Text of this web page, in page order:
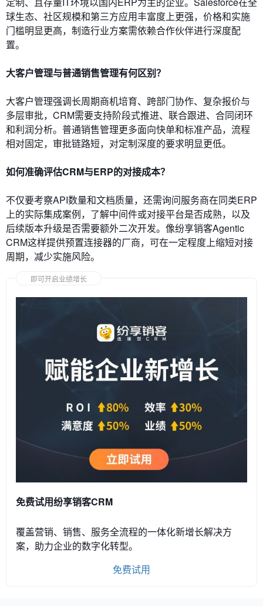
球生态、社区规模和第三方应用丰富度上更强，价格和实施
门槛明显更高，制造行业方案需依赖合作伙伴进行深度配
置。
大客户管理与普通销售管理有何区别？
大客户管理强调长周期商机培育、跨部门协作、复杂报价与
多层审批，CRM需要支持阶段式推进、联合跟进、合同闭环
和利润分析。普通销售管理更多面向快单和标准产品，流程
相对固定，审批链路短，对定制深度的要求明显更低。
如何准确评估CRM与ERP的对接成本？
不仅要考察API数量和文档质量，还需询问服务商在同类ERP
上的实际集成案例，了解中间件或对接平台是否成熟，以及
后续版本升级是否需要额外二次开发。像纷享销客Agentic
CRM这样提供预置连接器的厂商，可在一定程度上缩短对接
周期，减少实施风险。
即可开启业绩增长
免费试用纷享销客CRM
覆盖营销、销售、服务全流程的一体化新增长解决方
案，助力企业的数字化转型。
免费试用